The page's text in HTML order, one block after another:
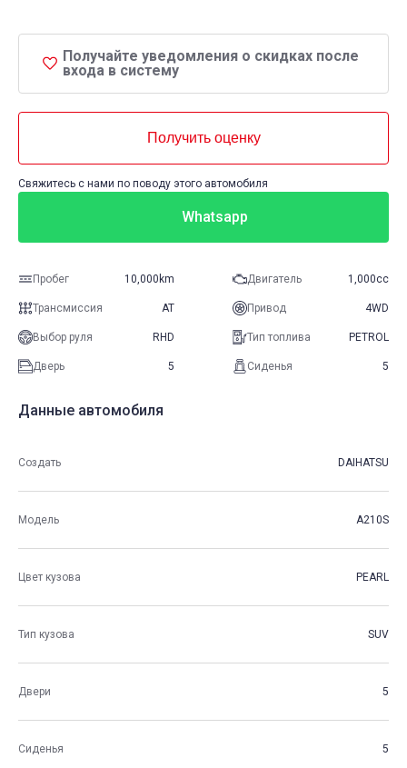
Получайте уведомления о скидках после
входа в систему
Получить оценку
Свяжитесь с нами по поводу этого автомобиля
Whatsapp
Пробег 10,000km Двигатель 1,000cc
Трансмиссия AT Привод 4WD
Выбор руля RHD Тип топлива PETROL
Дверь 5 Сиденья 5
Данные автомобиля
Создать DAIHATSU
Модель A210S
Цвет кузова PEARL
Тип кузова SUV
Двери 5
Сиденья 5